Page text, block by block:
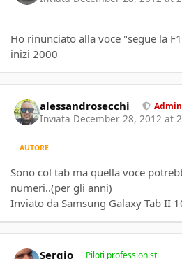
Ho rinunciato alla voce "segue la
inizi 2000
alessandrosecchi Admin
Inviata December 28, 2012 at
AUTORE
Sono col tab ma quella voce
numeri..(per gli anni)
Inviato da Samsung Galaxy Tab II
Sergio Piloti professionisti